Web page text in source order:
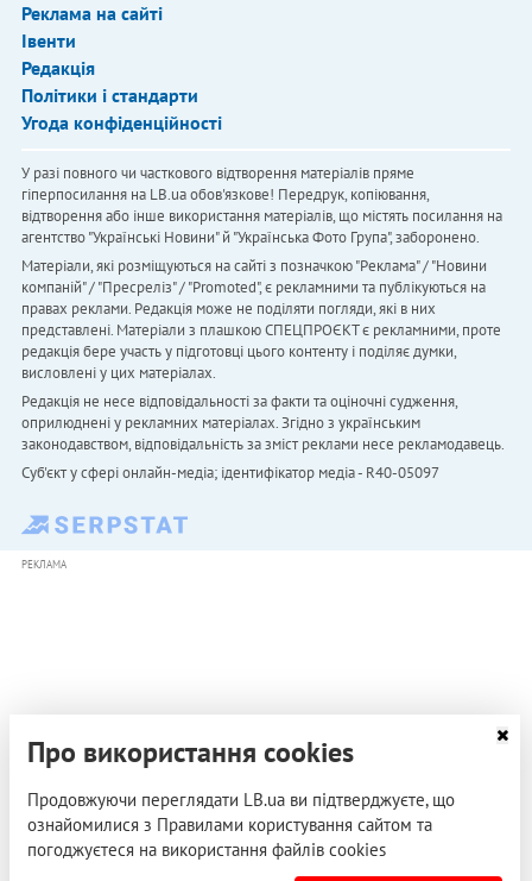
Реклама на сайті
Івенти
Редакція
Політики і стандарти
Угода конфіденційності
У разі повного чи часткового відтворення матеріалів пряме
гіперпосилання на LB.ua обов'язкове! Передрук, копіювання,
відтворення або інше використання матеріалів, що містять посилання на
агентство "Українськi Новини" й "Українська Фото Група", заборонено.
Матеріали, які розміщуються на сайті з позначкою "Реклама" / "Новини
компаній" / "Пресреліз" / "Promoted", є рекламними та публікуються на
правах реклами. Редакція може не поділяти погляди, які в них
представлені. Матеріали з плашкою СПЕЦПРОЄКТ є рекламними, проте
редакція бере участь у підготовці цього контенту і поділяє думки,
висловлені у цих матеріалах.
Редакція не несе відповідальності за факти та оціночні судження,
оприлюднені у рекламних матеріалах. Згідно з українським
законодавством, відповідальність за зміст реклами несе рекламодавець.
Cуб'єкт у сфері онлайн-медіа; ідентифікатор медіа - R40-05097
РЕКЛАМА
Про використання cookies
Продовжуючи переглядати LB.ua ви підтверджуєте, що
ознайомилися з Правилами користування сайтом та
погоджуєтеся на використання файлів cookies